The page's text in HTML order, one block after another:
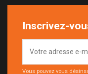
Inscrivez-
Vous pouvez vous